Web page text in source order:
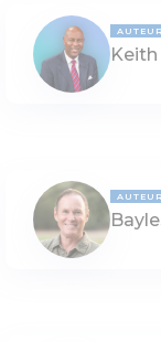
AUTEUR
AUTEUR